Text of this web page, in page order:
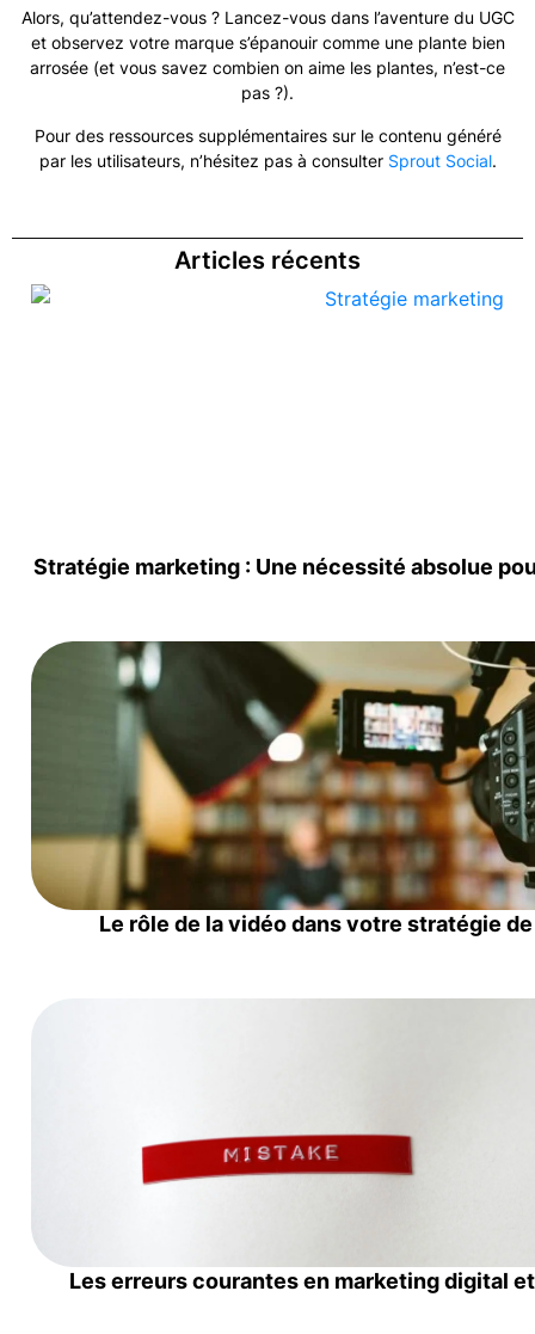
Alors, qu’attendez-vous ? Lancez-vous dans l’aventure du UGC
et observez votre marque s’épanouir comme une plante bien
arrosée (et vous savez combien on aime les plantes, n’est-ce
pas ?).
Pour des ressources supplémentaires sur le contenu généré
par les utilisateurs, n’hésitez pas à consulter Sprout Social.
Articles récents
Stratégie marketing : Une nécessité absolue
Le rôle de la vidéo dans votre stratégie
Les erreurs courantes en marketing digital